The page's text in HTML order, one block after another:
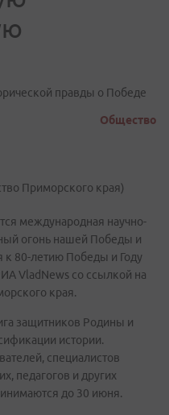
правды о Победе
Общество
Приморского края)
международная научно-
огонь нашей Победы и
к 80-летию Победы и Году
VladNews со ссылкой на
края.
защитников Родины и
истории.
специалистов
педагогов и других
до 30 июня.